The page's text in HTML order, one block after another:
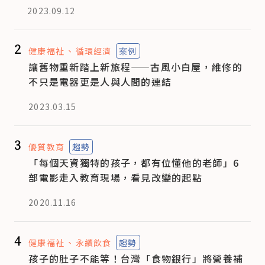
2023.09.12
2 健康福祉 循環經濟 案例
讓舊物重新踏上新旅程——古風小白屋，維修的
不只是電器更是人與人間的連結
2023.03.15
3 優質教育 趨勢
「每個天資獨特的孩子，都有位懂他的老師」6
部電影走入教育現場，看見改變的起點
2020.11.16
4 健康福祉 永續飲食 趨勢
孩子的肚子不能等！台灣「食物銀行」將營養補